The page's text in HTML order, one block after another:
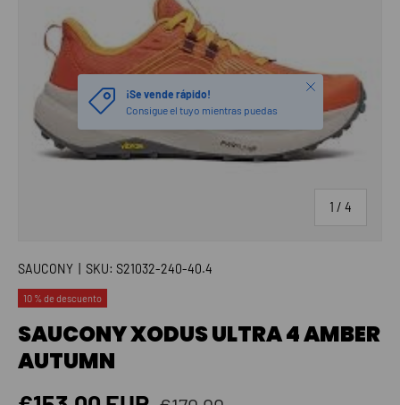
1 / de
4
¡Se vende rápido!
Consigue el tuyo mientras puedas
Cerrar
SAUCONY SKU: S21032-240-40.4
10 % de descuento
SAUCONY XODUS ULTRA 4 AMBER
AUTUMN
Precio normal